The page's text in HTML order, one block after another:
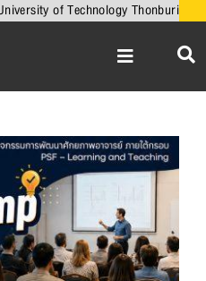
of Technology Thonburi
Toggle
Navigation
View
Larger
Image